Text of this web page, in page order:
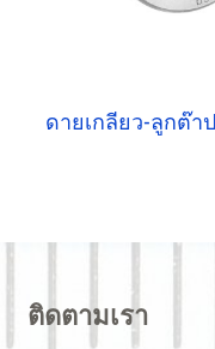
ติดตามเรา